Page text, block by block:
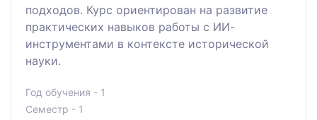
подходов. Курс ориентирован на развитие
практических навыков работы с ИИ-
инструментами в контексте исторической
науки.
Год обучения - 1
Семестр - 1